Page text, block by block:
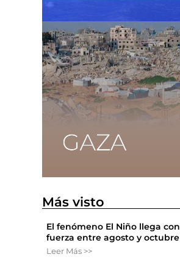
Más visto
El fenómeno El Niño llega con
fuerza entre agosto y octubre
Leer Más >>